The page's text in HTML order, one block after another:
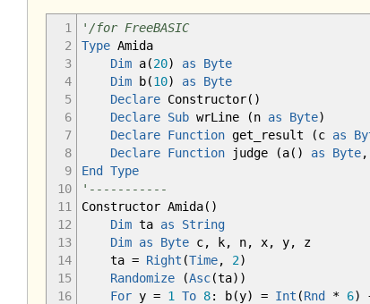
1
2
3
4
5
6
7
8
9
10
11
12
13
14
15
16
'/for FreeBASIC
Type Amida
Dim a(20) as
Byte
Dim b(10) as
Byte
Declare Constructor( )
Declare Sub wrLine (n as Byte)
Declare Function get_result (c as
Declare Function judge (a( ) as Byte
End
Type
'-----------
Constructor Amida( )
Dim ta as
String
Dim as Byte c, k, n, x, y, z
ta = Right (Time, 2)
Randomize
(Asc(ta) )
For y = 1 To 8: b(y) = Int (Rnd * 6)